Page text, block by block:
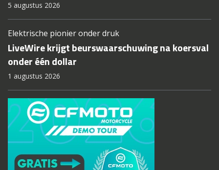
5 augustus 2026
Elektrische pionier onder druk
LiveWire krijgt beurswaarschuwing na koersval
onder één dollar
1 augustus 2026